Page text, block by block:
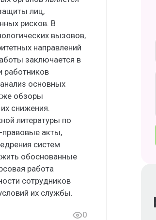
лиц,
рисков. В
вызовов,
направлений
заключается в
работников
основных
обзоры
снижения.
литературы по
правовые акты,
систем
обоснованные
работа
сотрудников
их службы.
0